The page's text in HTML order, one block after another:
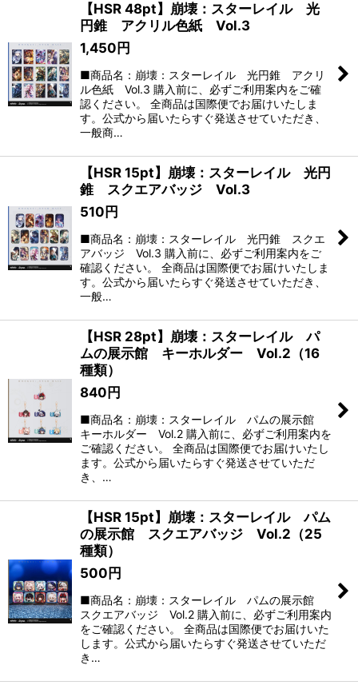
【HSR 48pt】崩壊：スターレイル 光
円錐 アクリル色紙 Vol.3
1,450 円
■商品名：崩壊：スターレイル 光円錐 アクリ
ル色紙 Vol.3 購入前に、必ずご利用案内をご確
認ください。 全商品は国際便でお届けいたしま
す。公式から届いたらすぐ発送させていただき、
一般商…
【HSR 15pt】崩壊：スターレイル 光円
錐 スクエアバッジ Vol.3
510 円
■商品名：崩壊：スターレイル 光円錐 スクエ
アバッジ Vol.3 購入前に、必ずご利用案内をご
確認ください。 全商品は国際便でお届けいたしま
す。公式から届いたらすぐ発送させていただき、
一般…
【HSR 28pt】崩壊：スターレイル パ
ムの展示館 キーホルダー Vol.2（16
種類）
840 円
■商品名：崩壊：スターレイル パムの展示館
キーホルダー Vol.2 購入前に、必ずご利用案内を
ご確認ください。 全商品は国際便でお届けいたし
ます。公式から届いたらすぐ発送させていただ
き、…
【HSR 15pt】崩壊：スターレイル パム
の展示館 スクエアバッジ Vol.2（25
種類）
500 円
■商品名：崩壊：スターレイル パムの展示館
スクエアバッジ Vol.2 購入前に、必ずご利用案内
をご確認ください。 全商品は国際便でお届けいた
します。公式から届いたらすぐ発送させていただ
き…